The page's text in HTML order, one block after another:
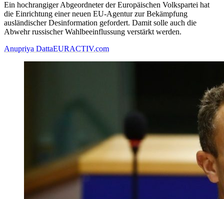
Ein hochrangiger Abgeordneter der Europäischen Volkspartei hat
die Einrichtung einer neuen EU-Agentur zur Bekämpfung
ausländischer Desinformation gefordert. Damit solle auch die
Abwehr russischer Wahlbeeinflussung verstärkt werden.
Anupriya DattaEURACTIV.com